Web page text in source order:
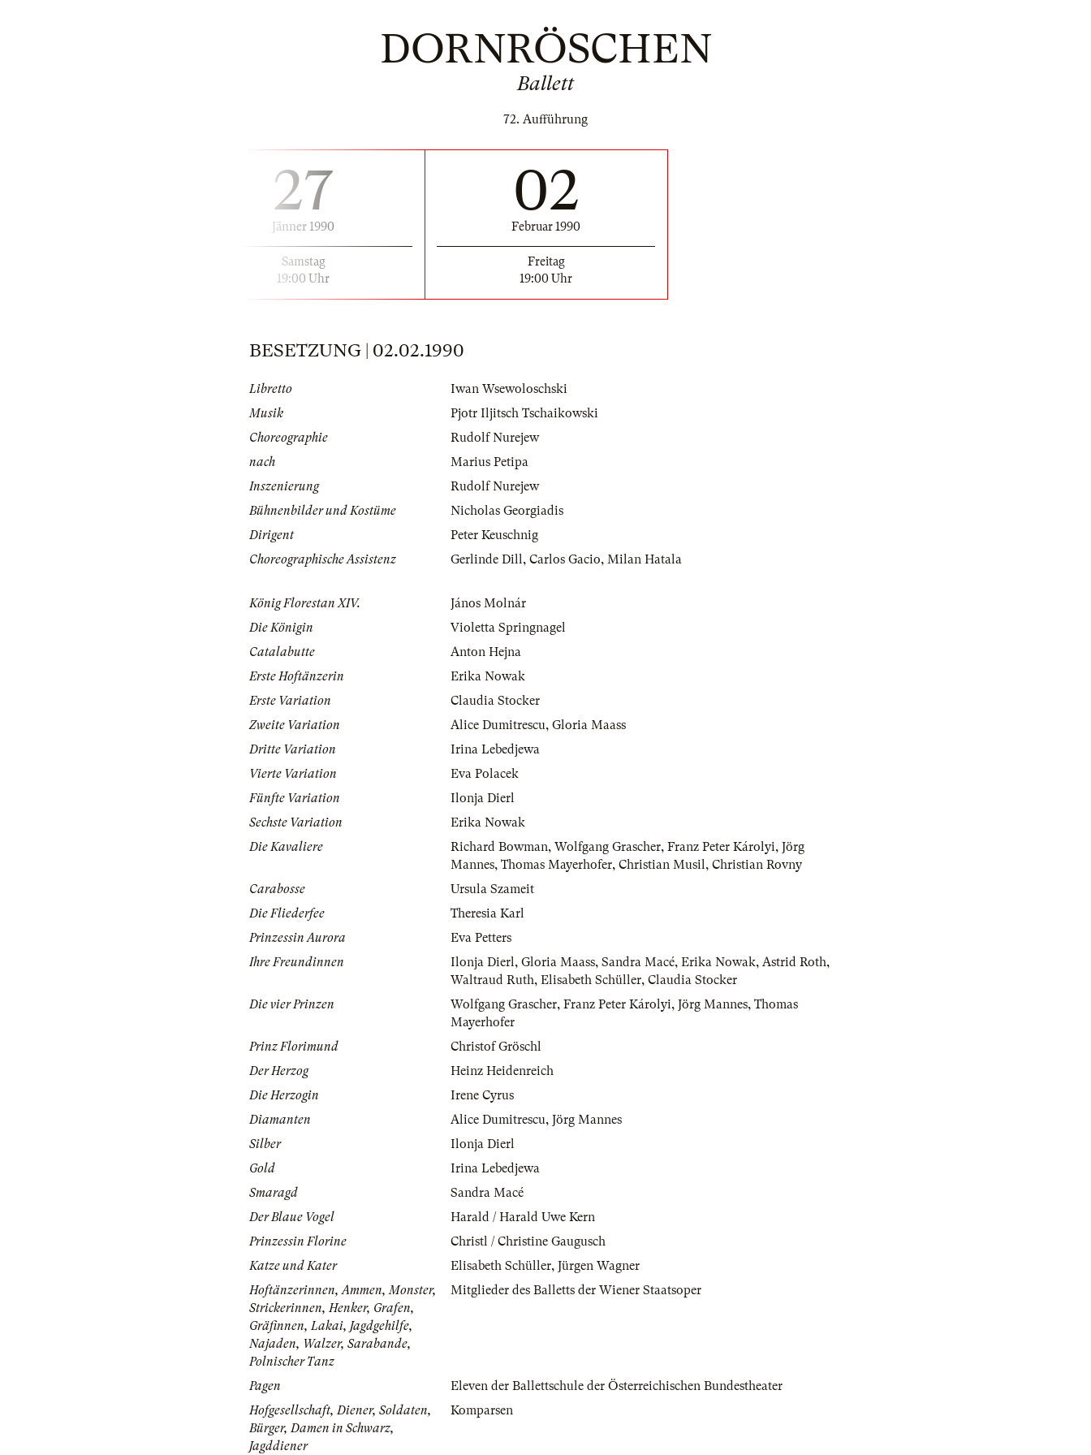
DORNRÖSCHEN
Ballett
72. Aufführung
27
Jänner 1990
Samstag
19:00 Uhr
02
Februar 1990
Freitag
19:00 Uhr
BESETZUNG | 02.02.1990
Libretto
Iwan Wsewoloschski
Musik
Pjotr Iljitsch Tschaikowski
Choreographie
Rudolf Nurejew
nach
Marius Petipa
Inszenierung
Rudolf Nurejew
Bühnenbilder und Kostüme
Nicholas Georgiadis
Dirigent
Peter Keuschnig
Choreographische Assistenz
Gerlinde Dill, Carlos Gacio, Milan Hatala
König Florestan XIV.
János Molnár
Die Königin
Violetta Springnagel
Catalabutte
Anton Hejna
Erste Hoftänzerin
Erika Nowak
Erste Variation
Claudia Stocker
Zweite Variation
Alice Dumitrescu, Gloria Maass
Dritte Variation
Irina Lebedjewa
Vierte Variation
Eva Polacek
Fünfte Variation
Ilonja Dierl
Sechste Variation
Erika Nowak
Die Kavaliere
Richard Bowman, Wolfgang Grascher, Franz Peter Károlyi, Jörg
Mannes, Thomas Mayerhofer, Christian Musil, Christian Rovny
Carabosse
Ursula Szameit
Die Fliederfee
Theresia Karl
Prinzessin Aurora
Eva Petters
Ihre Freundinnen
Ilonja Dierl, Gloria Maass, Sandra Macé, Erika Nowak, Astrid Roth,
Waltraud Ruth, Elisabeth Schüller, Claudia Stocker
Die vier Prinzen
Wolfgang Grascher, Franz Peter Károlyi, Jörg Mannes, Thomas
Mayerhofer
Prinz Florimund
Christof Gröschl
Der Herzog
Heinz Heidenreich
Die Herzogin
Irene Cyrus
Diamanten
Alice Dumitrescu, Jörg Mannes
Silber
Ilonja Dierl
Gold
Irina Lebedjewa
Smaragd
Sandra Macé
Der Blaue Vogel
Harald / Harald Uwe Kern
Prinzessin Florine
Christl / Christine Gaugusch
Katze und Kater
Elisabeth Schüller, Jürgen Wagner
Hoftänzerinnen, Ammen, Monster,
Strickerinnen, Henker, Grafen,
Gräfinnen, Lakai, Jagdgehilfe,
Najaden, Walzer, Sarabande,
Polnischer Tanz
Mitglieder des Balletts der Wiener Staatsoper
Pagen
Eleven der Ballettschule der Österreichischen Bundestheater
Hofgesellschaft, Diener, Soldaten,
Bürger, Damen in Schwarz,
Jagddiener
Komparsen